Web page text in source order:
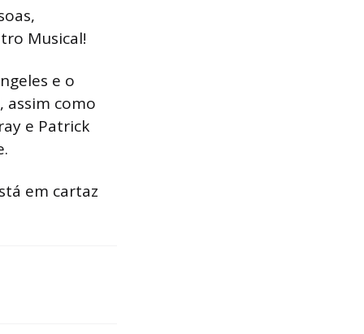
Musical!
e o
como
e Patrick
em cartaz